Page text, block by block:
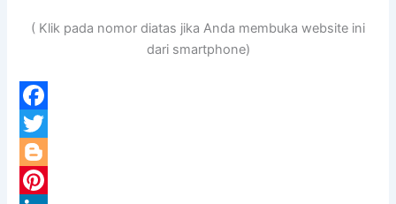
( Klik pada nomor diatas jika Anda membuka website ini
dari smartphone)
F
a
c
T
w
B